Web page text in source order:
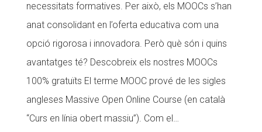
necessitats formatives. Per això, els MOOCs s’han
anat consolidant en l’oferta educativa com una
opció rigorosa i innovadora. Però què són i quins
avantatges té? Descobreix els nostres MOOCs
100% gratuïts El terme MOOC prové de les sigles
angleses Massive Open Online Course (en català
“Curs en línia obert massiu”). Com el…
Missió i valors
Els comptes clars
Memòria d'activitats
Proposta educativa